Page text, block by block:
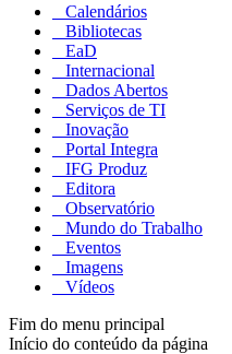
Calendários
Bibliotecas
EaD
Internacional
Dados Abertos
Serviços de TI
Inovação
Portal Integra
IFG Produz
Editora
Observatório
Mundo do Trabalho
Eventos
Imagens
Vídeos
Fim do menu principal
Início do conteúdo da página